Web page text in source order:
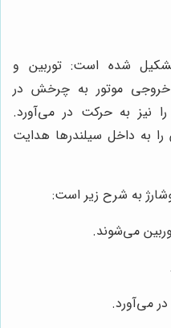
شده است: توربین و
خروجی موتور به چرخش در
نیز به حرکت در می‌آورد.
را به داخل سیلندرها هدایت
به شرح زیر است:
می‌شوند.
می‌آورد.